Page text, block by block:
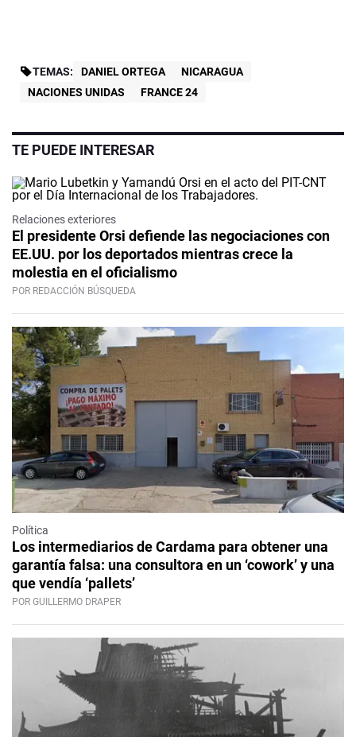
TEMAS: DANIEL ORTEGA
NICARAGUA
NACIONES UNIDAS
FRANCE 24
TE PUEDE INTERESAR
Relaciones exteriores
El presidente Orsi defiende las negociaciones con
EE.UU. por los deportados mientras crece la
molestia en el oficialismo
POR REDACCIÓN BÚSQUEDA
Política
Los intermediarios de Cardama para obtener una
garantía falsa: una consultora en un ‘cowork’ y una
que vendía ‘pallets’
POR GUILLERMO DRAPER